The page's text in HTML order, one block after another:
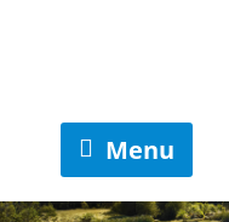
Menu